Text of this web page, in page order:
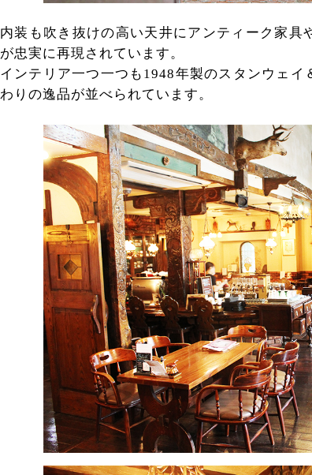
内装も吹き抜けの高い天井にアンティーク家
が忠実に再現されています。
インテリア一つ一つも1948年製のスタンウェ
わりの逸品が並べられています。